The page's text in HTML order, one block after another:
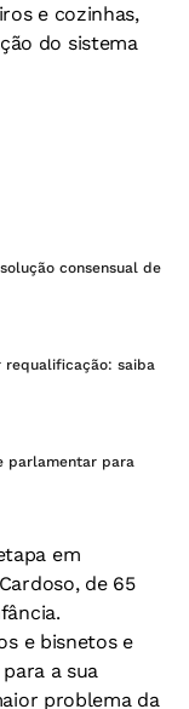
e cozinhas,
do sistema
consensual de
requalificação: saiba
parlamentar para
em
de 65
e bisnetos e
a sua
problema da